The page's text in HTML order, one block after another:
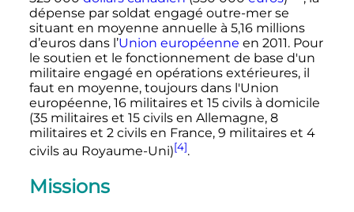
dépense par soldat engagé outre-mer se
situant en moyenne annuelle à 5,16 millions
d’euros dans l’Union européenne en 2011. Pour
le soutien et le fonctionnement de base d'un
militaire engagé en opérations extérieures, il
faut en moyenne, toujours dans l'Union
européenne, 16 militaires et 15 civils à domicile
(35 militaires et 15 civils en Allemagne, 8
militaires et 2 civils en France, 9 militaires et 4
civils au Royaume-Uni)[4].
Missions